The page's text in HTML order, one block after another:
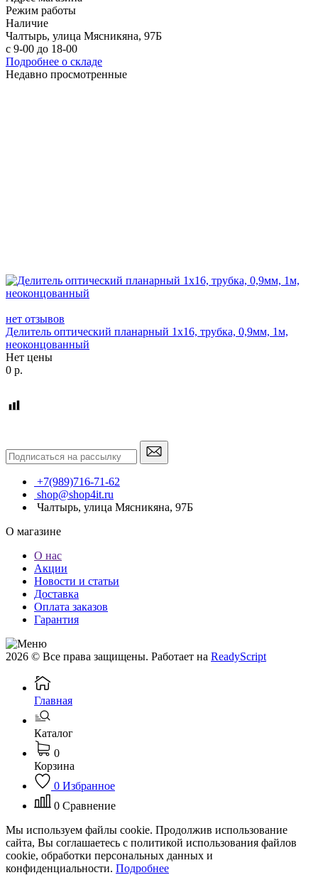
Режим работы
Наличие
Чалтырь, улица Мясникяна, 97Б
с 9-00 до 18-00
Подробнее о складе
Недавно просмотренные
нет отзывов
Делитель оптический планарный 1x16, трубка, 0,9мм, 1м,
неоконцованный
Нет цены
0 р.
+7(989)716-71-62
shop@shop4it.ru
Чалтырь, улица Мясникяна, 97Б
О магазине
О нас
Акции
Новости и статьи
Доставка
Оплата заказов
Гарантия
2026 © Все права защищены. Работает на ReadyScript
Главная
Каталог
0
Корзина
0 Избранное
0 Сравнение
Мы используем файлы cookie. Продолжив использование
сайта, Вы соглашаетесь с политикой использования файлов
cookie, обработки персональных данных и
конфиденциальности. Подробнее